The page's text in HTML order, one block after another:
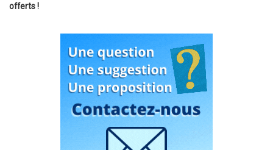
offerts !